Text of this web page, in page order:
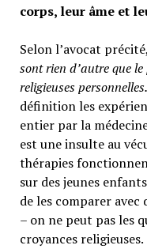
corps, leur âme et
Selon l’avocat précité,
sont rien d’autre que
religieuses
définition les
entier par la
est une insulte au
thérapies
sur des jeunes
de les comparer
– on ne peut pas les
croyances religieuses.